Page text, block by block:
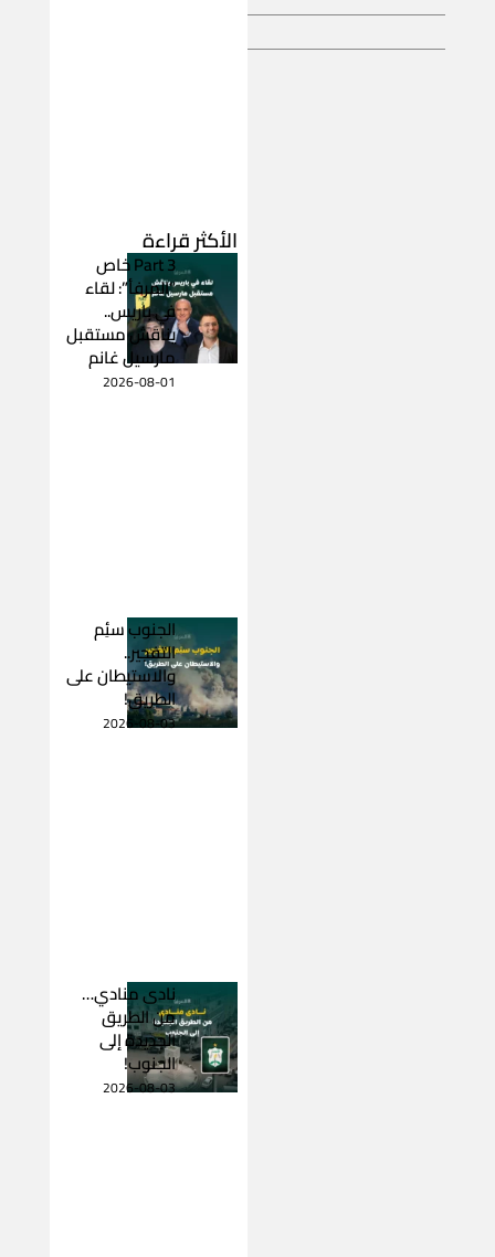
الأكثر قراءة
Part 3 خاص
“المرفأ”: لقاء
في باريس..
يناقش مستقبل
مارسيل غانم
2026-08-01
الجنوب سئِم
التفجير..
والاستيطان على
الطريق!
2026-08-03
نادى منادي…
من الطريق
الجديدة إلى
الجنوب!
2026-08-03